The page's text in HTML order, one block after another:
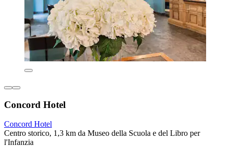
Concord Hotel
Concord Hotel
Centro storico, 1,3 km da Museo della Scuola e del Libro per
l'Infanzia